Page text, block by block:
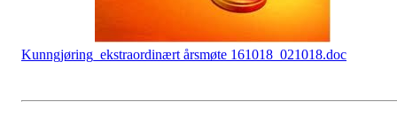
Kunngjøring_ekstraordinært årsmøte 161018_021018.doc